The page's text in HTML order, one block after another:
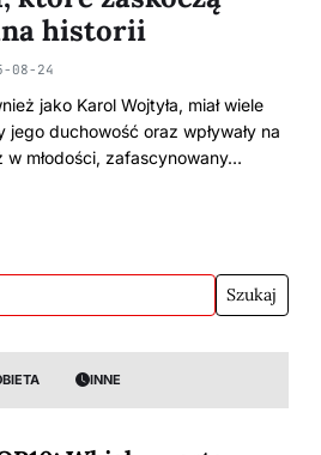
historii
08-24
jako Karol Wojtyła, miał wiele
jego duchowość oraz wpływały na
w młodości, zafascynowany…
INNE